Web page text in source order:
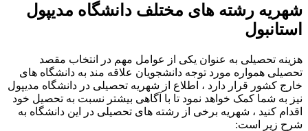
شهریه رشته های مختلف دانشگاه مدیپول
استانبول
هزینه تحصیلی به عنوان یکی از عوامل مهم در انتخاب مقصد
تحصیلی همواره مورد توجه دانشجویان علاقه مند به دانشگاه های
خارج کشور قرار دارد ، اطلاع از شهریه تحصیلی در دانشگاه مدیپول
نیز به شما کمک خواهد نمود تا با آگاهی بیشتر نسبت به تحصیل خود
اقدام کنید ، شهریه برخی از رشته های تحصیلی در این دانشگاه به
شرح زیر است: